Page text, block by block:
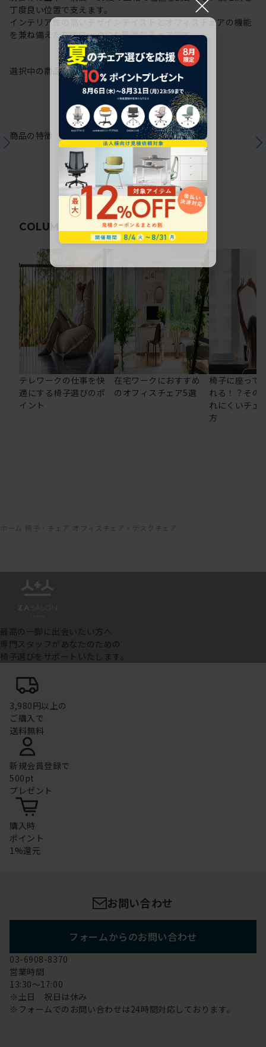
丁度良い位置で支えます。
インテリア性の高いデザインテイストとオフィスチェアの機能
を兼ね備えた在宅ワークにも最適なチェアです。
選択中の商品情報保証注意事項
商品の特徴
COLUMN 関連コラム
テレワークの仕事を快
適にする椅子選びのポ
イント
在宅ワークにおすすめ
のオフィスチェア5選
椅子に座って
れる！？その
れにくいチェ
方
ホーム 椅子・チェア オフィスチェア・デスクチェア
最高の一脚に出会いたい方へ
専門スタッフがあなたのための
椅子選びをサポートいたします。
3,980円以上の
ご購入で
送料無料
新規会員登録で
500pt
プレゼント
購入時
ポイント
1%還元
お問い合わせ
フォームからのお問い合わせ
03-6908-8370
営業時間
13:30～17:00
※土日 祝日は休み
※フォームでのお問い合わせは24時間対応しております。